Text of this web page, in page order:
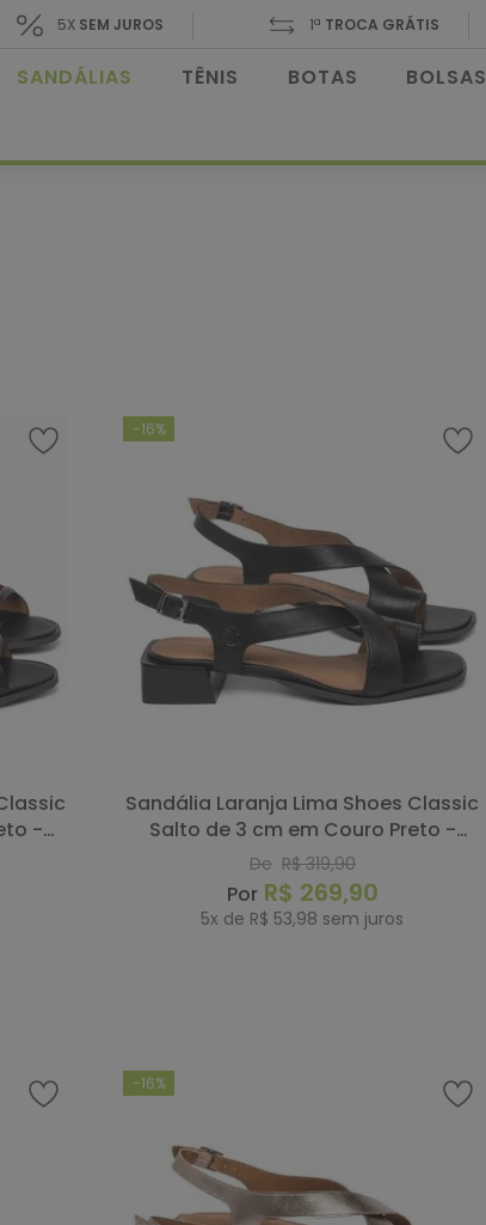
5X SEM JUROS 1ª TROCA GRÁTIS
SANDÁLIAS TÊNIS BOTAS BOLSAS
-
-16%
Sandália Laranja Lima Shoes Classic
Salto de 3 cm em Couro Preto -
Codigo - 157065
De R$ 319,90
R$ 269,90
5x de R$ 53,98 sem juros
-16%